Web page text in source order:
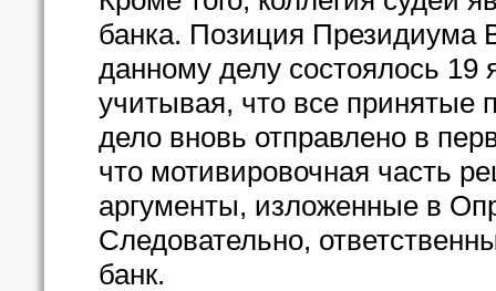
банка. Позиция Президиума
данному делу состоялось 19
учитывая, что все
дело вновь отправлено в
что мотивировочная часть
аргументы, изложенные в
Следовательно,
банк.